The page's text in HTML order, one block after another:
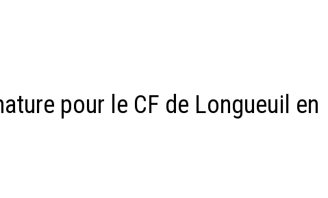
pour le CF de Longueuil en